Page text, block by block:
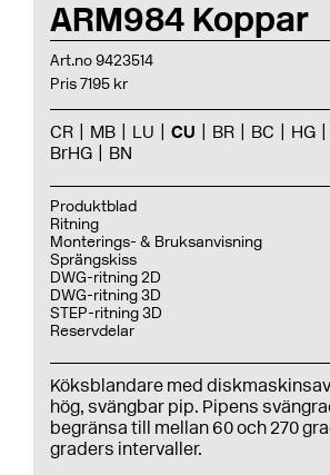
ARM984 Koppar
Art.no 9423514
Pris 7195 kr
CR MB LU CU BR BC HG
BrHG
BN
Produktblad
Ritning
Monterings- & Bruksanvisning
Sprängskiss
DWG-ritning 2D
DWG-ritning 3D
STEP-ritning 3D
Reservdelar
Köksblandare med
hög, svängbar pip. Pipens
begränsa till mellan 60 och 270
graders intervaller.